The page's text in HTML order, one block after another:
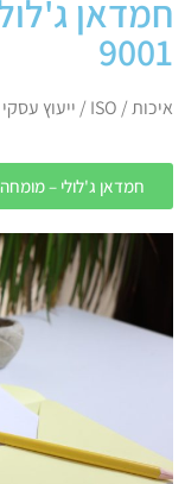
9001
איכות / ISO / ייעוץ עסקי
חמדאן ג'לולי – מומחה ISO 9001 וניהול איכות בארגונים